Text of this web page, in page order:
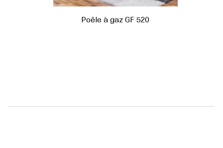
Poêle à gaz GF 520